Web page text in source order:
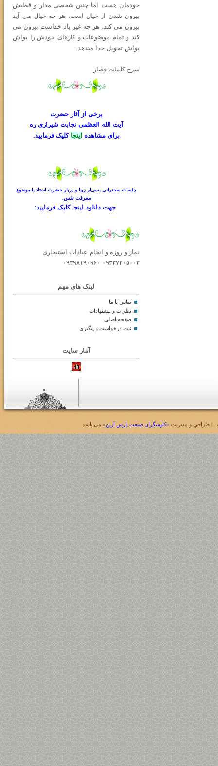
خودمان هست اما چنین شخصی مدار و قطبش
بیرون شدن از خیال است، هر چه خیال می آید
بیرون می کند، هر چه غیر یاد خداست بیرون می
کند و تمام موضوعات و کارهای خودش را یواش
یواش تحویل خدا میدهد.
شرح کلمات قصار
برخی از آثار حضرت
آیت الله العظمی نجابت شیرازی ره
برای مشاهده اینجا کلیک فرمایید.
جلسات سخنرانی بسیار زیبا و پربار حضرت استاد با موضوع
معرفت نفس.
جهت دانلود اینجا کلیک فرمایید:
نماز و روزه و انجام عبادات استیجاری
۰۹۳۳۷۴۰۵۰۰۳ ۰۹۳۹۸۱۹۰۹۶۰
لینک های مهم
تماس با ما
نظرات و پیشنهادات
صفحه اصلی
ثبت درخواست و پیگیری
آمار سایت
طراحي و مديريت «کاوشگران صنعت پارس آرین» می باشد